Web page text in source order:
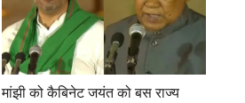
मांझी को कैबिनेट जयंत को बस राज्य